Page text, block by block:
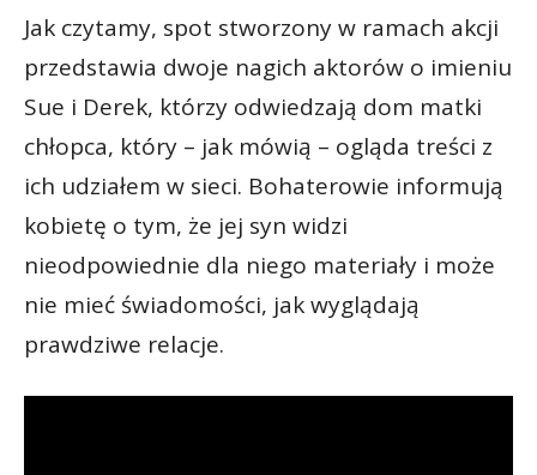
Jak czytamy, spot stworzony w ramach akcji
przedstawia dwoje nagich aktorów o imieniu
Sue i Derek, którzy odwiedzają dom matki
chłopca, który – jak mówią – ogląda treści z
ich udziałem w sieci. Bohaterowie informują
kobietę o tym, że jej syn widzi
nieodpowiednie dla niego materiały i może
nie mieć świadomości, jak wyglądają
prawdziwe relacje.